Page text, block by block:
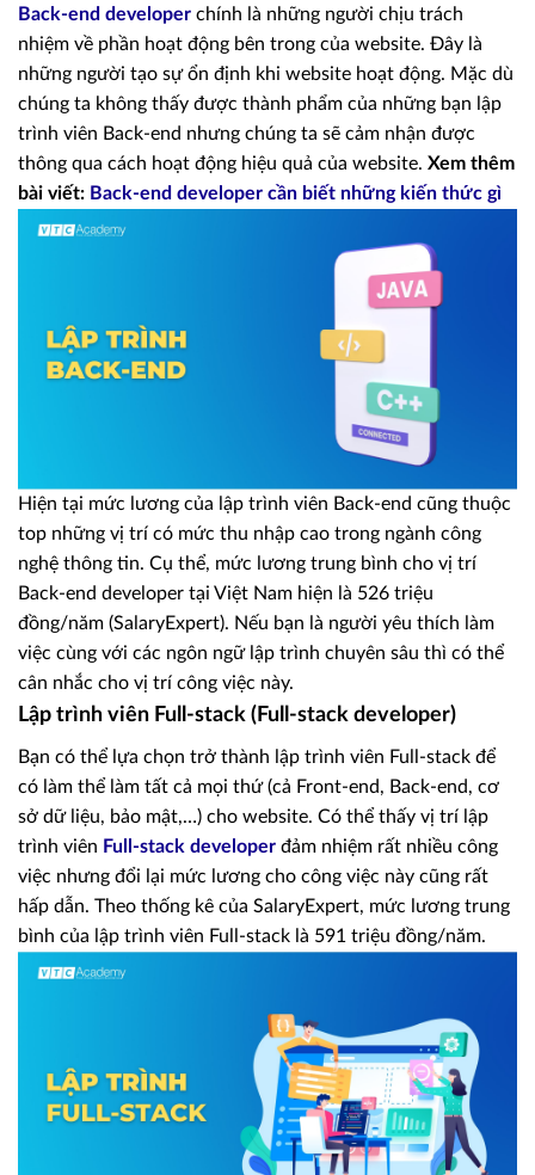
Back-end developer chính là những người chịu trách
nhiệm về phần hoạt động bên trong của website. Đây là
những người tạo sự ổn định khi website hoạt động. Mặc dù
chúng ta không thấy được thành phẩm của những bạn lập
trình viên Back-end nhưng chúng ta sẽ cảm nhận được
thông qua cách hoạt động hiệu quả của website. Xem thêm
bài viết: Back-end developer cần biết những kiến thức gì
Hiện tại mức lương của lập trình viên Back-end cũng thuộc
top những vị trí có mức thu nhập cao trong ngành công
nghệ thông tin. Cụ thể, mức lương trung bình cho vị trí
Back-end developer tại Việt Nam hiện là 526 triệu
đồng/năm (SalaryExpert). Nếu bạn là người yêu thích làm
việc cùng với các ngôn ngữ lập trình chuyên sâu thì có thể
cân nhắc cho vị trí công việc này.
Lập trình viên Full-stack (Full-stack developer)
Bạn có thể lựa chọn trở thành lập trình viên Full-stack để
có làm thể làm tất cả mọi thứ (cả Front-end, Back-end, cơ
sở dữ liệu, bảo mật,…) cho website. Có thể thấy vị trí lập
trình viên Full-stack developer đảm nhiệm rất nhiều công
việc nhưng đổi lại mức lương cho công việc này cũng rất
hấp dẫn. Theo thống kê của SalaryExpert, mức lương trung
bình của lập trình viên Full-stack là 591 triệu đồng/năm.